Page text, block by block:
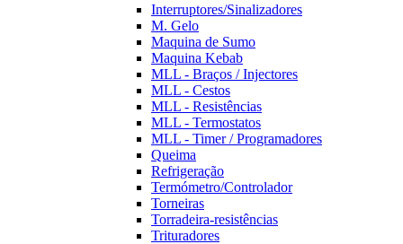
Interruptores/Sinalizadores
M. Gelo
Maquina de Sumo
Maquina Kebab
MLL - Braços / Injectores
MLL - Cestos
MLL - Resistências
MLL - Termostatos
MLL - Timer / Programadores
Queima
Refrigeração
Termómetro/Controlador
Torneiras
Torradeira-resistências
Trituradores